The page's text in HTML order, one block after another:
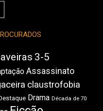
3-5
Assassinato
claustrofobia
Drama Década de 70